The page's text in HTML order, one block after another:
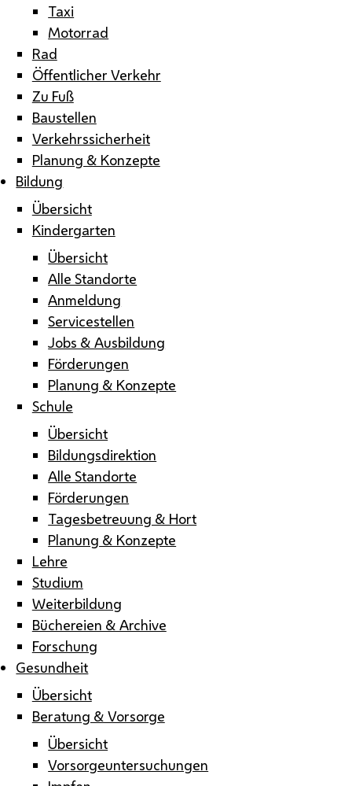
Taxi
Motorrad
Rad
Öffentlicher Verkehr
Zu Fuß
Baustellen
Verkehrssicherheit
Planung & Konzepte
Bildung
Übersicht
Kindergarten
Übersicht
Alle Standorte
Anmeldung
Servicestellen
Jobs & Ausbildung
Förderungen
Planung & Konzepte
Schule
Übersicht
Bildungsdirektion
Alle Standorte
Förderungen
Tagesbetreuung & Hort
Planung & Konzepte
Lehre
Studium
Weiterbildung
Büchereien & Archive
Forschung
Gesundheit
Übersicht
Beratung & Vorsorge
Übersicht
Vorsorgeuntersuchungen